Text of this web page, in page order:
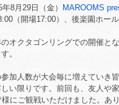
8月29日（金）
MAROOMS
（開場17:00）、後楽園ホー
オクタゴンリングでの開催と
。
加人数が大会毎に増えていき
い限りです。前回も、友人や
にご観戦いただけました。あ